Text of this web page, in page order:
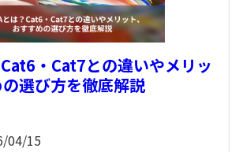
・Cat7との違いやメリッ
選び方を徹底解説
04/15